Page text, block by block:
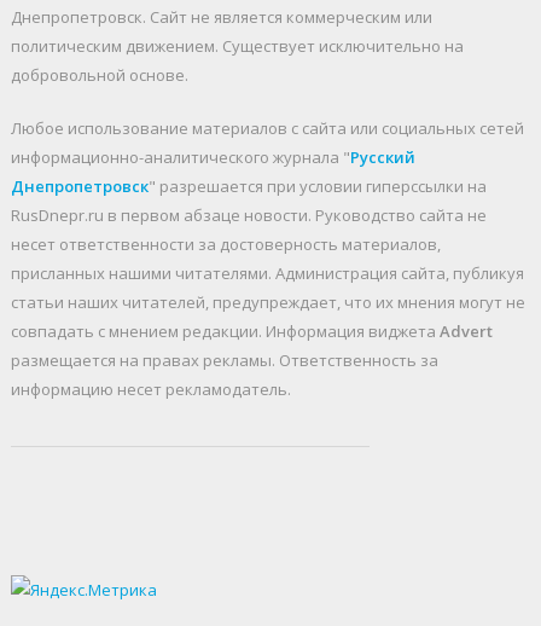
Днепропетровск. Cайт не является коммерческим или
политическим движением. Существует исключительно на
добровольной основе.
Любое использование материалов c сайта или социальных сетей
информационно-аналитического журнала "Русский
Днепропетровск" разрешается при условии гиперссылки на
RusDnepr.ru в первом абзаце новости. Руководство сайта не
несет ответственности за достоверность материалов,
присланных нашими читателями. Администрация сайта, публикуя
статьи наших читателей, предупреждает, что их мнения могут не
совпадать с мнением редакции. Информация виджета Advert
размещается на правах рекламы. Ответственность за
информацию несет рекламодатель.